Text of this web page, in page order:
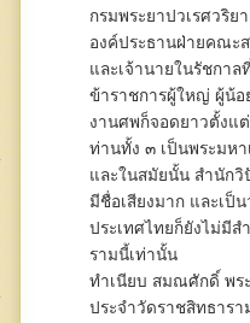
กรมพระยาปวเรศวริย
องค์ประธานฝ่ายคณะ
และเจ้านายในรัชกา
ข้าราชการผู้ใหญ่ ผู้น้
งานศพก็จอดยาวตั้งแ
ท่านทั้ง ๓ เป็นพระมห
และในสมัยนั้น สำนักวิ
มีชื่อเสียงมาก และเป็
ประเทศไทยก็ยังไม่มี
รามนี้เท่านั้น
ทำเนียบ สมณศักดิ์ พร
ประจำวัดราชสิทธารา